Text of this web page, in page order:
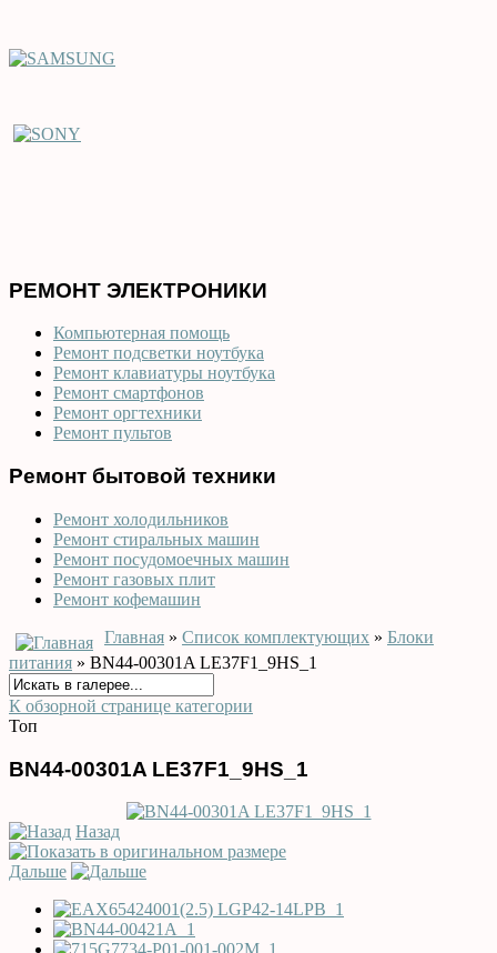
РЕМОНТ ЭЛЕКТРОНИКИ
Компьютерная помощь
Ремонт подсветки ноутбука
Ремонт клавиатуры ноутбука
Ремонт смартфонов
Ремонт оргтехники
Ремонт пультов
Ремонт бытовой техники
Ремонт холодильников
Ремонт стиральных машин
Ремонт посудомоечных машин
Ремонт газовых плит
Ремонт кофемашин
Главная » Список комплектующих » Блоки
питания » BN44-00301A LE37F1_9HS_1
К обзорной странице категории
Топ
BN44-00301A LE37F1_9HS_1
Назад
Дальше